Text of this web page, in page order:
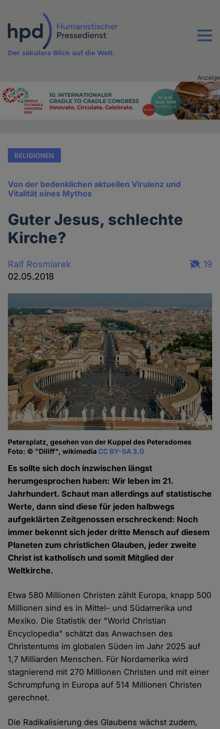
Inhalt
Menu
Der säkulare Blick auf die Welt.
Advertising
Anzeige
RELIGIONEN
Von der bedenklichen aktuellen Virulenz und
Vitalität eines Mythos
Guter Jesus, schlechte
Kirche?
Ralf Rosmiarek
02.05.2018
19
Petersplatz, gesehen von der Kuppel des Petersdomes
Foto: © "Diliff", wikimediaCC BY-SA 3.0
Es sollte sich doch inzwischen längst
herumgesprochen haben: Wir leben im 21.
Jahrhundert. Schaut man allerdings auf statistische
Werte, dann sind diese für jeden halbwegs
aufgeklärten Zeitgenossen erschreckend: Noch
immer bekennt sich jeder dritte Mensch auf diesem
Planeten zum christlichen Glauben, jeder zweite
Christ ist katholisch und somit Mitglied der
Weltkirche.
Etwa 580 Millionen Christen zählt Europa, knapp 500
Millionen sind es in Mittel- und Südamerika und
Mexiko. Die Statistik der "World Christian
Encyclopedia" schätzt das Anwachsen des
Christentums im globalen Süden im Jahr 2025 auf
1,7 Milliarden Menschen. Für Nordamerika wird
stagnierend mit 270 Millionen Christen und mit einer
Schrumpfung in Europa auf 514 Millionen Christen
gerechnet.
Die Radikalisierung des Glaubens wächst zudem,